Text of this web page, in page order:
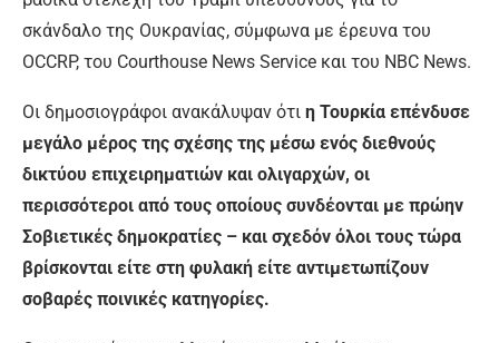
σκάνδαλο της Ουκρανίας, σύμφωνα με έρευνα του
OCCRP, του Courthouse News Service και του NBC News.
Οι δημοσιογράφοι ανακάλυψαν ότι η Τουρκία επένδυσε
μεγάλο μέρος της σχέσης της μέσω ενός διεθνούς
δικτύου επιχειρηματιών και ολιγαρχών, οι
περισσότεροι από τους οποίους συνδέονται με πρώην
Σοβιετικές δημοκρατίες – και σχεδόν όλοι τους τώρα
βρίσκονται είτε στη φυλακή είτε αντιμετωπίζουν
σοβαρές ποινικές κατηγορίες.